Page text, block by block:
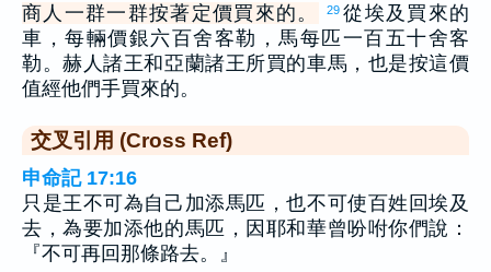
商人一群一群按著定價買來的。
29 從埃及買來的
車，每輛價銀六百舍客勒，馬每匹一百五十舍客
勒。赫人諸王和亞蘭諸王所買的車馬，也是按這價
值經他們手買來的。
交叉引用 (Cross Ref)
申命記 17:16
只是王不可為自己加添馬匹，也不可使百姓回埃及
去，為要加添他的馬匹，因耶和華曾吩咐你們說：
『不可再回那條路去。』